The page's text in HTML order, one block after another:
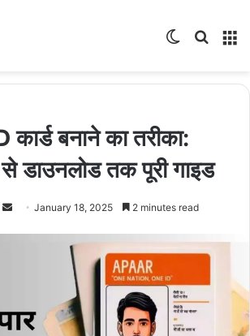
Search
Switch
बनाने का तरीका:
डाउनलोड तक पूरी गाइड
SendJanuary 18, 2025 2 minutes read